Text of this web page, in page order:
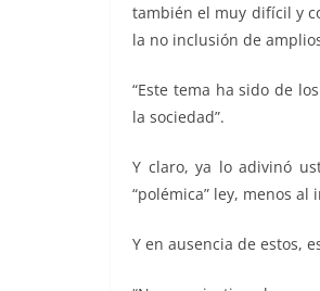
también el muy difícil y
la no inclusión de
“Este tema ha sido de
la sociedad”.
Y claro, ya lo adivinó
“polémica” ley, menos al
Y en ausencia de estos,